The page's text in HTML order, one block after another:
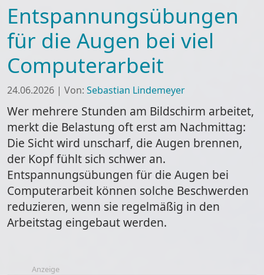
Entspannungsübungen
für die Augen bei viel
Computerarbeit
24.06.2026 | Von: Sebastian Lindemeyer
Wer mehrere Stunden am Bildschirm arbeitet,
merkt die Belastung oft erst am Nachmittag:
Die Sicht wird unscharf, die Augen brennen,
der Kopf fühlt sich schwer an.
Entspannungsübungen für die Augen bei
Computerarbeit können solche Beschwerden
reduzieren, wenn sie regelmäßig in den
Arbeitstag eingebaut werden.
Anzeige